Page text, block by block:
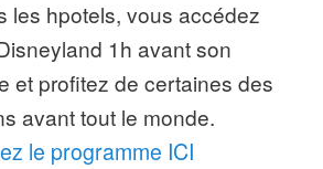
les hpotels, vous accédez
1h avant son
et profitez de certaines des
avant tout le monde.
le programme ICI